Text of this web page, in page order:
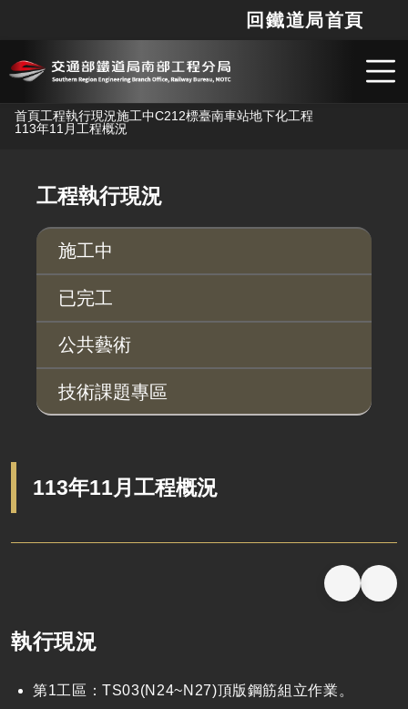
跳到主要內容
回鐵道局首頁
首頁工程執行現況施工中C212標臺南車站地下化工程
113年11月工程概況
工程執行現況
施工中
已完工
公共藝術
技術課題專區
113年11月工程概況
執行現況
第1工區：TS03(N24~N27)頂版鋼筋組立作業。